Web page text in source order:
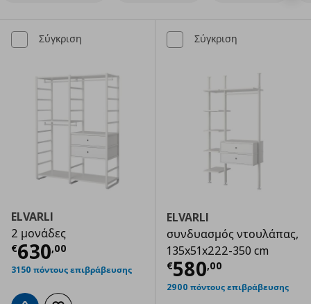
Σύγκριση
ELVARLI
2 μονάδες
€630,00
Τρέχουσα τιμή € 630,00
3150 πόντους επιβράβευσης
Σύγκριση
ELVARLI
συνδυασμός ντουλάπας,
135x51x222-350 cm
€580,00
Τρέχουσα
2900 πόντους επιβράβευσης